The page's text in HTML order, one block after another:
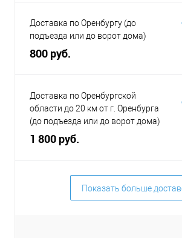
Доставка по Оренбургу (до
подъезда или до ворот дома)
800 руб.
Доставка по Оренбургской
области до 20 км от г. Оренбурга
(до подъезда или до ворот дома)
1 800 руб.
Показать больше